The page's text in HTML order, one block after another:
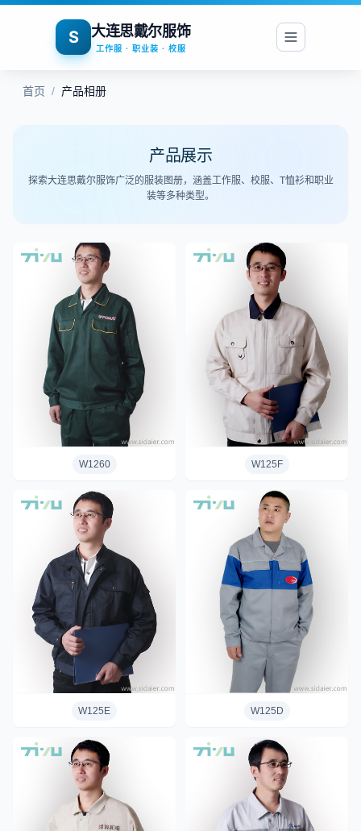
S 大连思戴尔服饰
工作服 · 职业装 · 校服
首页 / 产品相册
产品展示
探索大连思戴尔服饰广泛的服装图册，涵盖工作服、校服、T恤衫和职业
装等多种类型。
W1260 W125F
W125E W125D